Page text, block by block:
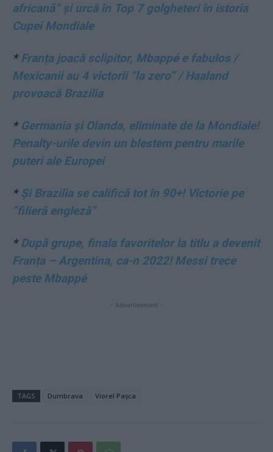
africană” și urcă în Top 7 golgheteri în istoria
Cupei Mondiale
*Franța joacă sclipitor, Mbappé e fabulos /
Mexicanii au 4 victorii ”la zero” / Haaland
provoacă Brazilia
* Germania și Olanda, eliminate de la Mondiale!
Penalty-urile devin un blestem pentru marile
puteri ale Europei
* Și Brazilia se califică tot în 90+! Victorie pe
”filieră engleză”
*După grupe, finala favoritelor la titlu a devenit
Franța – Argentina, ca-n 2022! Messi trece
peste Mbappé
- Advertisement -
TAGS Dumbrava Viorel Pașca